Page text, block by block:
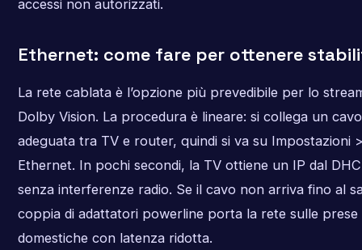
accessi non autorizzati.
Ethernet: come fare per ottenere
La rete cablata è l’opzione più prevedibile per lo
Dolby Vision. La procedura è lineare: si collega un
adeguata tra TV e router, quindi si va su Impostazioni
Ethernet. In pochi secondi, la TV ottiene un IP dal
senza interferenze radio. Se il cavo non arriva fino al
coppia di adattatori powerline porta la rete sulle prese
domestiche con latenza ridotta.